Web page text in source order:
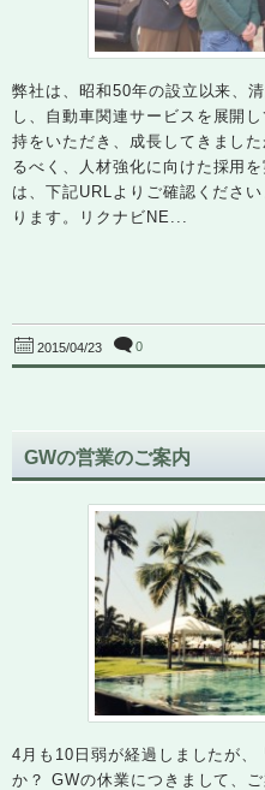
弊社は、昭和50年の設立以来、
し、自動車関連サービスを展開
持をいただき、成長してきまし
るべく、人材強化に向けた採用
は、下記URLよりご確認くださ
ります。リクナビNE...
2015/04/23 0
GWの営業のご案内
4月も10日弱が経過しましたが、
か？ GWの休業につきまして、